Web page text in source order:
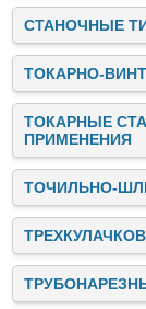
СТАНОЧНЫЕ
ТОКАРНО-
ТОКАРНЫЕ
ПРИМЕНЕНИЯ
ТОЧИЛЬНО-